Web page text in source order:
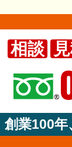
相談
創業100年